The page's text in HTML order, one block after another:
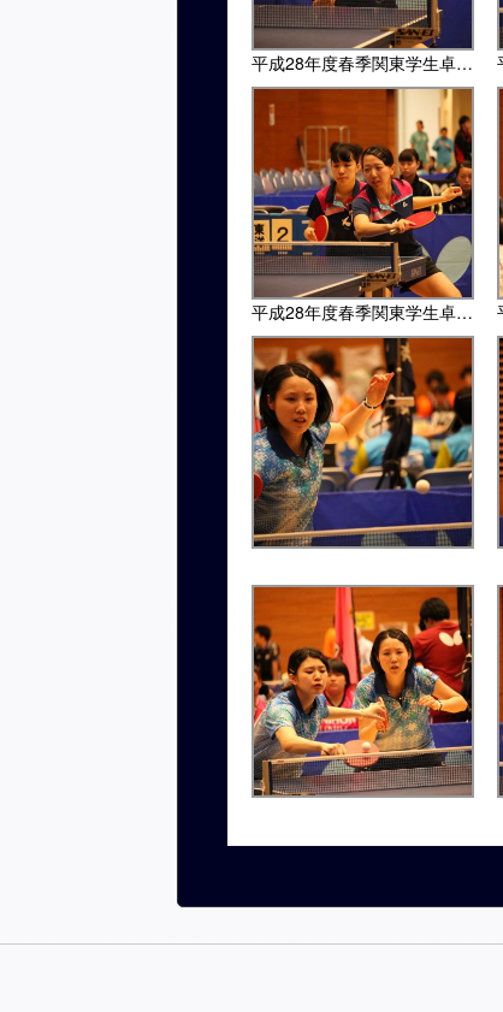
平成28年度春季関東学生卓球リーグ・東女体大戦
平成28年度春季関東学生卓球リーグ・東女体大戦